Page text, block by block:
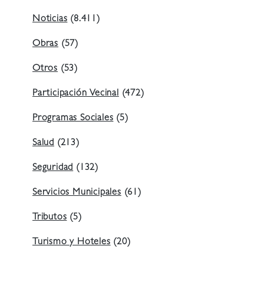
Noticias (8.411)
Obras (57)
Otros (53)
Participación Vecinal (472)
Programas Sociales (5)
Salud (213)
Seguridad (132)
Servicios Municipales (61)
Tributos (5)
Turismo y Hoteles (20)